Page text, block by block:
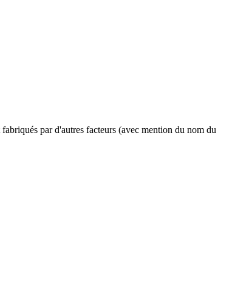
par d'autres facteurs (avec mention du nom du